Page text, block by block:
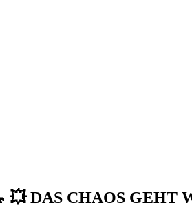
💥 DAS CHAOS GEHT